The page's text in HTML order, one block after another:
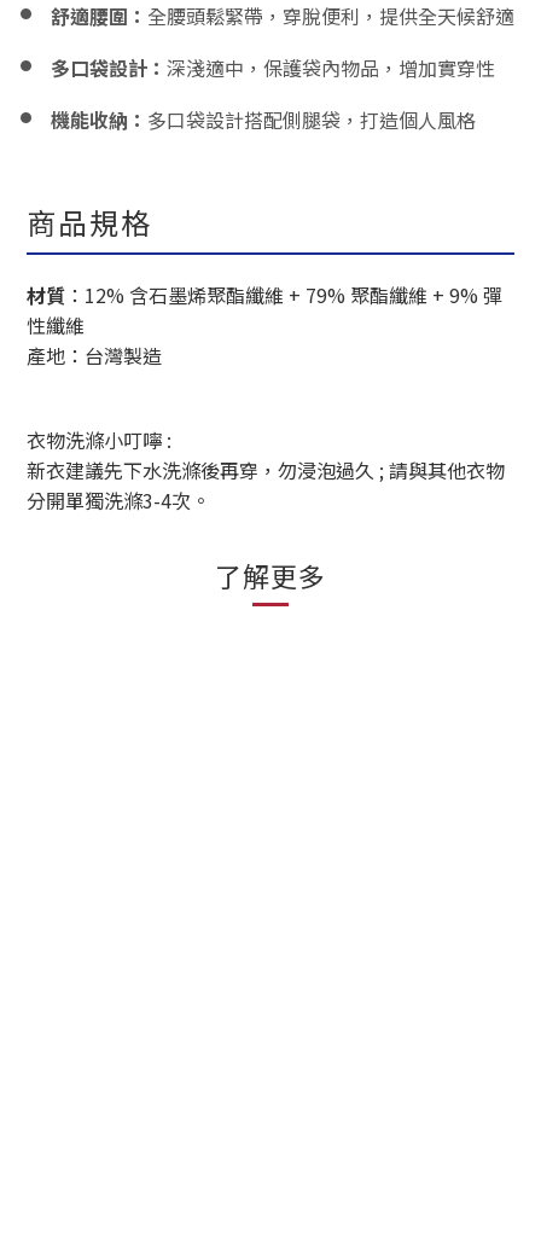
舒適腰圍： 全腰頭鬆緊帶，穿脫便利，提供全天候舒適
多口袋設計： 深淺適中，保護袋內物品，增加實穿性
機能收納： 多口袋設計搭配側腿袋，打造個人風格
商品規格
材質 ： 12% 含石墨烯聚酯纖維 + 79% 聚酯纖維 + 9% 彈
性纖維
產地：台灣製造
衣物洗滌小叮嚀 :
新衣建議先下水洗滌後再穿，勿浸泡過久 ; 請與其他衣物
分開單獨洗滌3-4次。
了解更多